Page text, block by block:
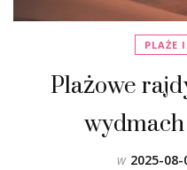
PLAŻE
Plażowe
w 2025-08-